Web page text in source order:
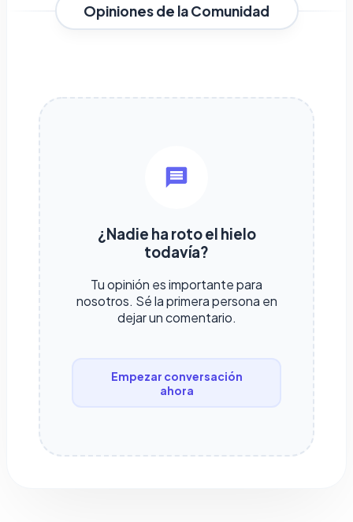
Opiniones de la Comunidad
¿Nadie ha roto el hielo
todavía?
Tu opinión es importante para
nosotros. Sé la primera persona en
dejar un comentario.
Empezar conversación
ahora